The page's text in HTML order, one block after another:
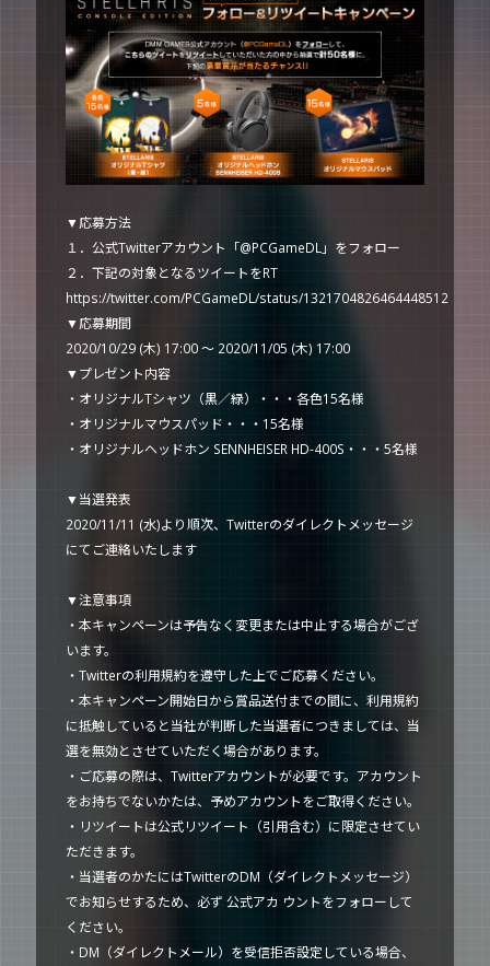
▼応募方法
１．公式Twitterアカウント「@PCGameDL」をフォロー
２．下記の対象となるツイートをRT
https://twitter.com/PCGameDL/status/1321704826464448512
▼応募期間
2020/10/29 (木) 17:00 ～ 2020/11/05 (木) 17:00
▼プレゼント内容
・オリジナルTシャツ（黒／緑）・・・各色15名様
・オリジナルマウスパッド・・・15名様
・オリジナルヘッドホン SENNHEISER HD-400S・・・5名様
▼当選発表
2020/11/11 (水)より順次、Twitterのダイレクトメッセージ
にてご連絡いたします
▼注意事項
・本キャンペーンは予告なく変更または中止する場合がござ
います。
・Twitterの利用規約を遵守した上でご応募ください。
・本キャンペーン開始日から賞品送付までの間に、利用規約
に抵触していると当社が判断した当選者につきましては、当
選を無効とさせていただく場合があります。
・ご応募の際は、Twitterアカウントが必要です。アカウント
をお持ちでないかたは、予めアカウントをご取得ください。
・リツイートは公式リツイート（引用含む）に限定させてい
ただきます。
・当選者のかたにはTwitterのDM（ダイレクトメッセージ）
でお知らせするため、必ず 公式アカ ウントをフォローして
ください。
・DM（ダイレクトメール）を受信拒否設定している場合、